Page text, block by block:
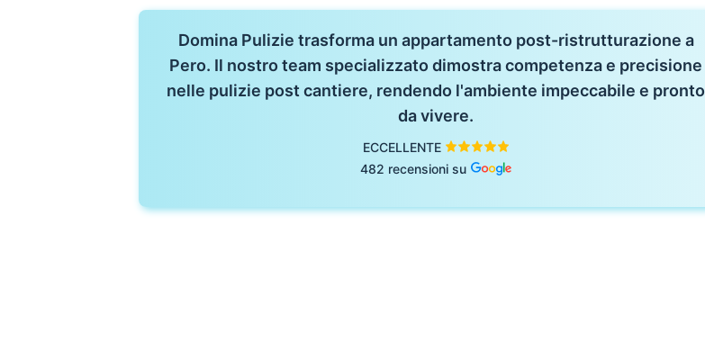
Domina Pulizie trasforma un appartamento post-ristrutturazione a
Pero. Il nostro team specializzato dimostra competenza e precisione
nelle pulizie post cantiere, rendendo l'ambiente impeccabile e pronto
da vivere.
ECCELLENTE
482 recensioni su